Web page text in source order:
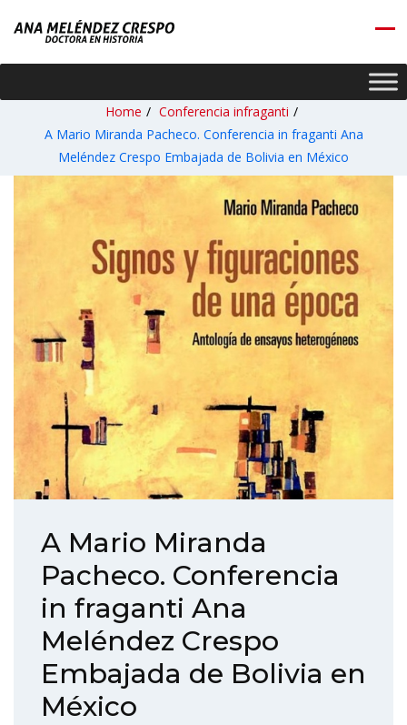
Home / Conferencia infraganti /
A Mario Miranda Pacheco. Conferencia in fraganti Ana
Meléndez Crespo Embajada de Bolivia en México
A Mario Miranda
Pacheco. Conferencia
in fraganti Ana
Meléndez Crespo
Embajada de Bolivia en
México